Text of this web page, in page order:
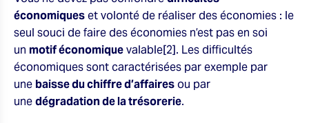
économiqueset volonté de réaliser des économies : le
seul souci de faire des économies n’est pas en soi
un motif économiquevalable[2]. Les difficultés
économiques sont caractérisées par exemple par
une baisse du chiffre d’affairesou par
unedégradation de la trésorerie.